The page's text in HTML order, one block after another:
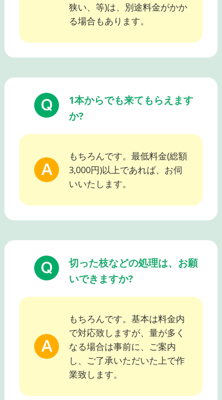
狭い、等)は、別途料金がかか
る場合もあります。
1本からでも来てもらえます
か?
もちろんです。最低料金(総額
3,000円)以上であれば、お伺
いいたします。
切った枝などの処理は、お願
いできますか?
もちろんです。基本は料金内
で対応致しますが、量が多く
なる場合は事前に、ご案内
し、ご了承いただいた上で作
業致します。